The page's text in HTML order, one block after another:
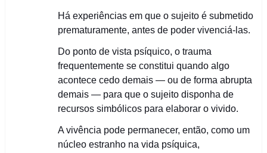
Há experiências em que o sujeito é submetido
prematuramente, antes de poder vivenciá-las.
Do ponto de vista psíquico, o trauma
frequentemente se constitui quando algo
acontece cedo demais — ou de forma abrupta
demais — para que o sujeito disponha de
recursos simbólicos para elaborar o vivido.
A vivência pode permanecer, então, como um
núcleo estranho na vida psíquica,